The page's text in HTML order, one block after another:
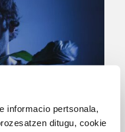
informacio pertsonala,
ditugu, cookie
'KimiK' eta